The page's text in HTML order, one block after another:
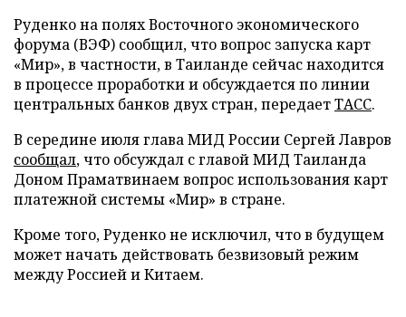
Руденко на полях Восточного экономического
форума (ВЭФ) сообщил, что вопрос запуска карт
«Мир», в частности, в Таиланде сейчас находится
в процессе проработки и обсуждается по линии
центральных банков двух стран, передаетТАСС.
В середине июля глава МИД России Сергей Лавров
сообщал, что обсуждал с главой МИД Таиланда
Доном Праматвинаем вопрос использования карт
платежной системы «Мир» в стране.
Кроме того, Руденко не исключил, что в будущем
может начать действовать безвизовый режим
между Россией и Китаем.